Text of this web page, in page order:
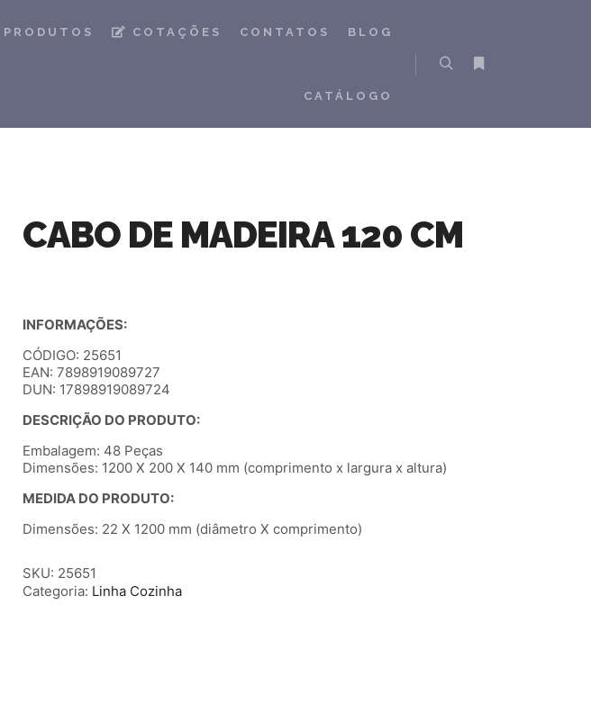
PRODUTOS COTAÇÕES CONTATOS BLOG
CATÁLOGO
CABO DE MADEIRA 120 CM
INFORMAÇÕES:
CÓDIGO: 25651
EAN: 7898919089727
DUN: 17898919089724
DESCRIÇÃO DO PRODUTO:
Embalagem: 48 Peças
Dimensões: 1200 X 200 X 140 mm (comprimento x largura x altura)
MEDIDA DO PRODUTO:
Dimensões: 22 X 1200 mm (diâmetro X comprimento)
SKU: 25651
Categoria: Linha Cozinha